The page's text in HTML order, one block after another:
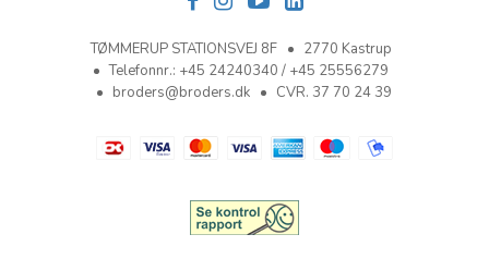
TØMMERUP STATIONSVEJ 8F
2770 Kastrup
Telefonnr.: +45 24240340 / +45 25556279
broders@broders.dk
CVR. 37 70 24 39